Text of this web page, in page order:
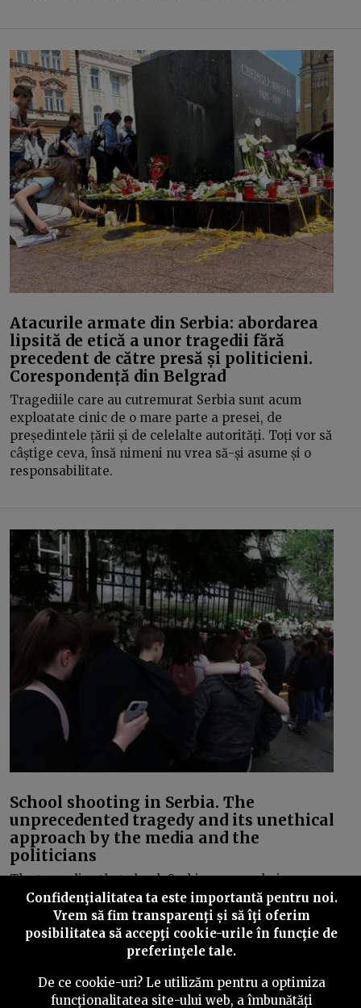
Atacurile armate din Serbia: abordarea
lipsită de etică a unor tragedii fără
precedent de către presă și politicieni.
Corespondență din Belgrad
Tragediile care au cutremurat Serbia sunt acum
exploatate cinic de o mare parte a presei, de
președintele țării și de celelalte autorități. Toți vor să
câștige ceva, însă nimeni nu vrea să-și asume și o
responsabilitate.
School shooting in Serbia. The
unprecedented tragedy and its unethical
approach by the media and the
politicians
The tragedies that shook Serbia are now being
cynically exploited by much of the media, the president
and other authorities. Everyone wants to gain
something, but no one wants to take responsibility.
Confidenţialitatea ta este importantă pentru noi.
Vrem să fim transparenţi și să îţi oferim
posibilitatea să accepţi cookie-urile în funcţie de
preferinţele tale.
De ce cookie-uri? Le utilizăm pentru a optimiza
funcţionalitatea site-ului web, a îmbunătăţi